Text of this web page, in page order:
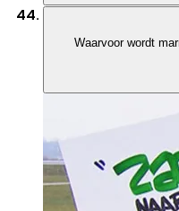
Waarvoor wordt